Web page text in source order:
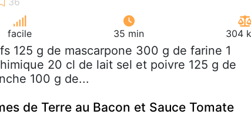
facile 35 min 304
125 g de mascarpone 300 g de farine 1
20 cl de lait sel et poivre 125 g de
100 g de...
de Terre au Bacon et Sauce Tomate